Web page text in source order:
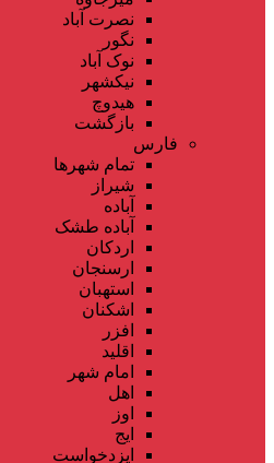
نصرت آباد
نگور
نوک آباد
نیکشهر
هیدوچ
بازگشت
فارس
تمام شهر‌ها
شیراز
آباده
آباده طشک
اردکان
ارسنجان
استهبان
اشکنان
افزر
اقلید
امام شهر
اهل
اوز
ایج
ایزدخواست